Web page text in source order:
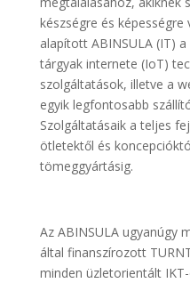
készségre és képességre
alapított ABINSULA (IT)
tárgyak internete (IoT)
szolgáltatások, illetve a
egyik legfontosabb
Szolgáltatásaik a teljes
ötletektől és
tömeggyártásig.
Az ABINSULA ugyanúgy
által finanszírozott
minden üzletorientált